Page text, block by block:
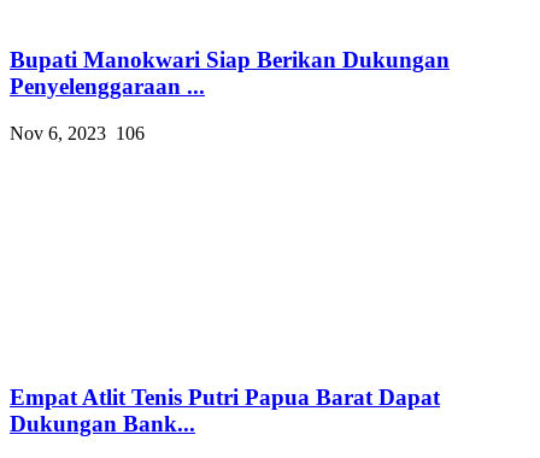
Bupati Manokwari Siap Berikan Dukungan
Penyelenggaraan ...
Nov 6, 2023 106
Empat Atlit Tenis Putri Papua Barat Dapat
Dukungan Bank...